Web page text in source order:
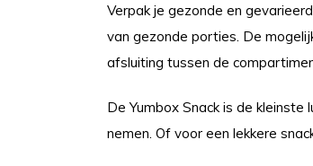
Verpak je gezonde en
van gezonde porties. De
afsluiting tussen de
De Yumbox Snack is de
nemen. Of voor een lekkere